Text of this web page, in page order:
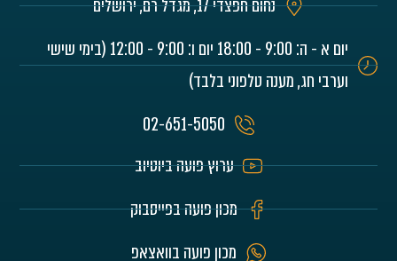
נחום חפצדי 17, מגדל רם, ירושלים
יום א - ה: 9:00 - 18:00 יום ו: 9:00 - 12:00 (בימי שישי
וערבי חג, מענה טלפוני בלבד)
02-651-5050
ערוץ פועה ביוטיוב
מכון פועה בפייסבוק
מכון פועה בוואצאפ